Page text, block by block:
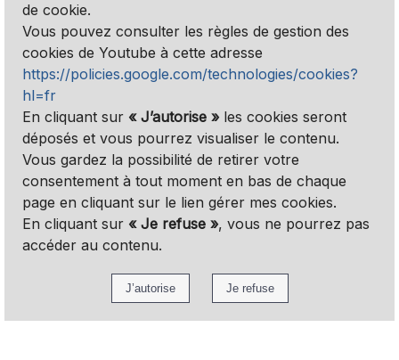
de cookie.
Vous pouvez consulter les règles de gestion des
cookies de Youtube à cette adresse
https://policies.google.com/technologies/cookies?
hl=fr
En cliquant sur « J’autorise » les cookies seront
déposés et vous pourrez visualiser le contenu.
Vous gardez la possibilité de retirer votre
consentement à tout moment en bas de chaque
page en cliquant sur le lien gérer mes cookies.
En cliquant sur « Je refuse », vous ne pourrez pas
accéder au contenu.